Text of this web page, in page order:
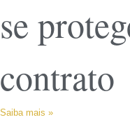
se
contrato
Saiba mais »